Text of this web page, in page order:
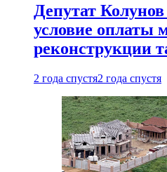
Депутат Колунов
условие оплаты
реконструкции
2 года спустя2 года спустя